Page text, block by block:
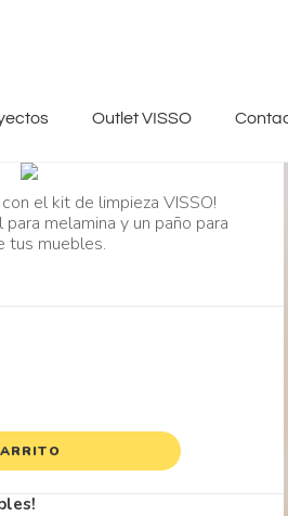
Outlet VISSO
el kit de limpieza VISSO!
melamina y un paño para
tus muebles.